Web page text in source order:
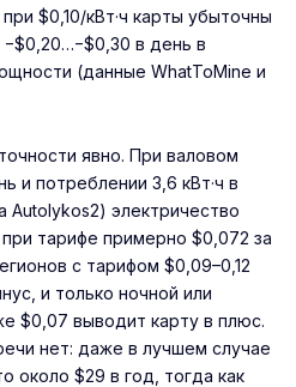
$0,10/кВт·ч карты убыточны
в день в
(данные WhatToMine и
явно. При валовом
и потреблении 3,6 кВт·ч в
Autolykos2) электричество
тарифе примерно $0,072 за
с тарифом $0,09–0,12
и только ночной или
$0,07 выводит карту в плюс.
нет: даже в лучшем случае
около $29 в год, тогда как